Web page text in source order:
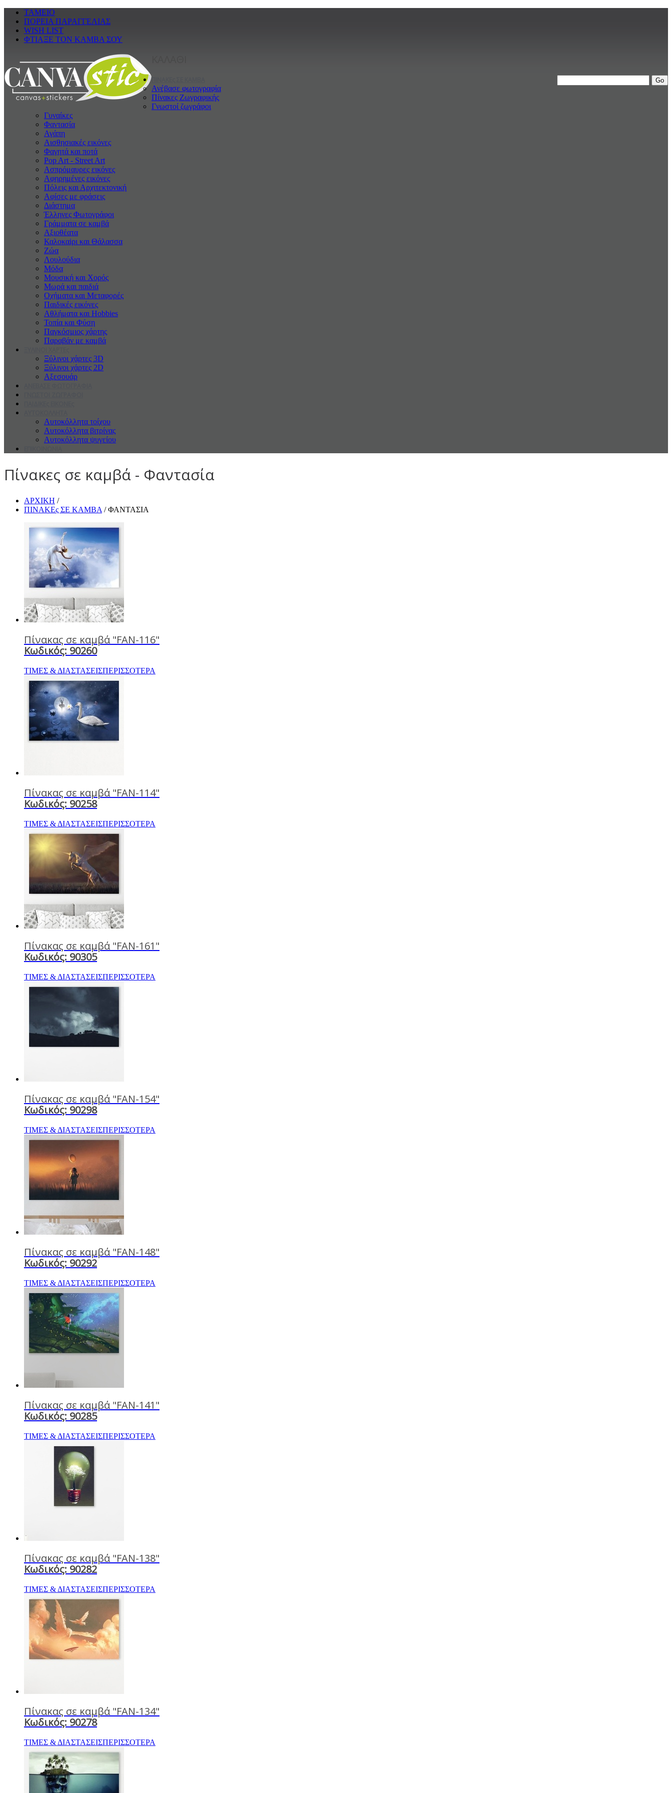
ΤΑΜΕΙΟ
ΠΟΡΕΙΑ ΠΑΡΑΓΓΕΛΙΑΣ
WISH LIST
ΦΤΙΑΞΕ ΤΟΝ ΚΑΜΒΑ ΣΟΥ
Ανέβασε φωτογραφία
Πίνακες Ζωγραφικής
Γνωστοί ζωγράφοι
Γυναίκες
Φαντασία
Αγάπη
Αισθησιακές εικόνες
Φαγητά και ποτά
Pop Art - Street Art
Ασπρόμαυρες εικόνες
Αφηρημένες εικόνες
Πόλεις και Αρχιτεκτονική
Αφίσες με φράσεις
Διάστημα
Έλληνες Φωτογράφοι
Γράμματα σε καμβά
Αξιοθέατα
Καλοκαiρι και Θάλασσα
Ζώα
Λουλούδια
Μόδα
Μουσική και Χορός
Μωρά και παιδιά
Οχήματα και Μεταφορές
Παιδικές εικόνες
Αθλήματα και Hobbies
Τοπία και Φύση
Παγκόσμιος χάρτης
Παραβάν με καμβά
Ξύλινοι χάρτες 3D
Ξύλινοι χάρτες 2D
Αξεσουάρ
Αυτοκόλλητα τοίχου
Αυτοκόλλητα βιτρίνας
Αυτοκόλλητα ψυγείου
Πίνακες σε καμβά - Φαντασία
ΑΡΧΙΚΗ /
ΠΙΝΑΚΕς ΣΕ ΚΑΜΒΑ / ΦΑΝΤΑΣΙΑ
Πίνακας σε καμβά "FAN-116"
Κωδικός: 90260
ΤΙΜΕΣ & ΔΙΑΣΤΑΣΕΙΣΠΕΡΙΣΣΟΤΕΡΑ
Πίνακας σε καμβά "FAN-114"
Κωδικός: 90258
ΤΙΜΕΣ & ΔΙΑΣΤΑΣΕΙΣΠΕΡΙΣΣΟΤΕΡΑ
Πίνακας σε καμβά "FAN-161"
Κωδικός: 90305
ΤΙΜΕΣ & ΔΙΑΣΤΑΣΕΙΣΠΕΡΙΣΣΟΤΕΡΑ
Πίνακας σε καμβά "FAN-154"
Κωδικός: 90298
ΤΙΜΕΣ & ΔΙΑΣΤΑΣΕΙΣΠΕΡΙΣΣΟΤΕΡΑ
Πίνακας σε καμβά "FAN-148"
Κωδικός: 90292
ΤΙΜΕΣ & ΔΙΑΣΤΑΣΕΙΣΠΕΡΙΣΣΟΤΕΡΑ
Πίνακας σε καμβά "FAN-141"
Κωδικός: 90285
ΤΙΜΕΣ & ΔΙΑΣΤΑΣΕΙΣΠΕΡΙΣΣΟΤΕΡΑ
Πίνακας σε καμβά "FAN-138"
Κωδικός: 90282
ΤΙΜΕΣ & ΔΙΑΣΤΑΣΕΙΣΠΕΡΙΣΣΟΤΕΡΑ
Πίνακας σε καμβά "FAN-134"
Κωδικός: 90278
ΤΙΜΕΣ & ΔΙΑΣΤΑΣΕΙΣΠΕΡΙΣΣΟΤΕΡΑ